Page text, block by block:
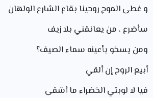
و غطى الموج روحينا بقاع الشارع الولهان
سأضرع ، من يعانقني بلا زيف
ومن يسخو بأعينه سماء الصيف؟
أبيع الروح إن ألقي
فيا لا لوبتي الخضراء ما أشقى